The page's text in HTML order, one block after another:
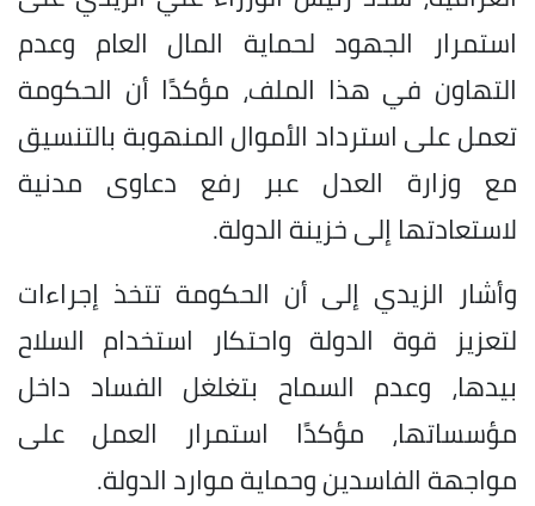
استمرار الجهود لحماية المال العام وعدم
التهاون في هذا الملف، مؤكدًا أن الحكومة
تعمل على استرداد الأموال المنهوبة بالتنسيق
مع وزارة العدل عبر رفع دعاوى مدنية
لاستعادتها إلى خزينة الدولة.
وأشار الزيدي إلى أن الحكومة تتخذ إجراءات
لتعزيز قوة الدولة واحتكار استخدام السلاح
بيدها، وعدم السماح بتغلغل الفساد داخل
مؤسساتها، مؤكدًا استمرار العمل على
مواجهة الفاسدين وحماية موارد الدولة.